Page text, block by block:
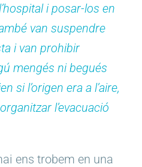
i posar-los en
van suspendre
i van prohibir
mengés ni begués
si l’origen era a l’aire,
l’evacuació
ens trobem en una